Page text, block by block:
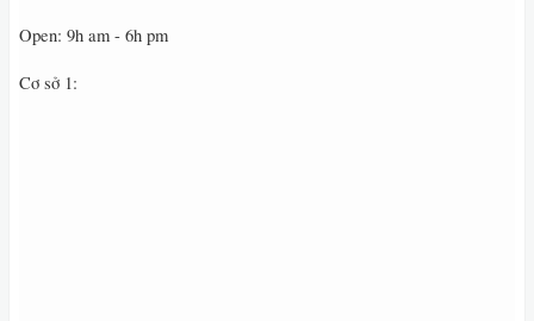
Open: 9h am - 6h pm
Cơ sở 1: